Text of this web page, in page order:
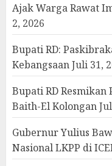
Ajak Warga Rawat
2, 2026
Bupati RD:
KebangsaanJuli 31,
Bupati RD Resmikan
Baith-El Kolongan
Gubernur Yulius
Nasional LKPP di